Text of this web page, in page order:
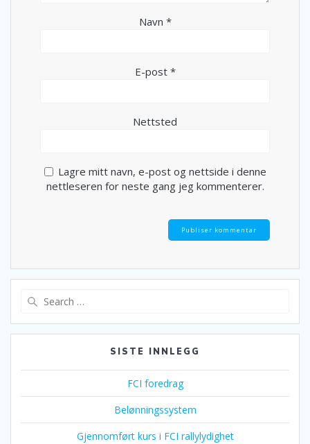
Navn *
E-post *
Nettsted
Lagre mitt navn, e-post og nettside i denne
nettleseren for neste gang jeg kommenterer.
SISTE INNLEGG
FCI foredrag
Belønningssystem
Gjennomført kurs i FCI rallylydighet